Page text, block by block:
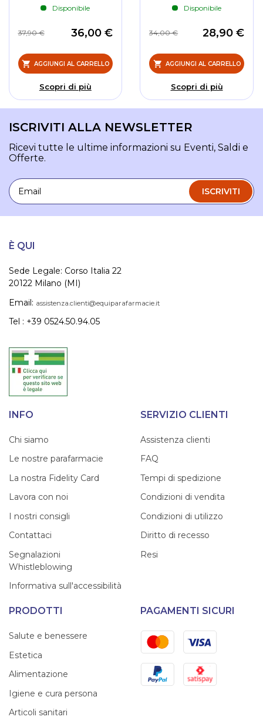
Disponibile
36,00 €
37,90 €
AGGIUNGI AL CARRELLO
Scopri di più
Disponibile
28,90 €
34,00 €
AGGIUNGI AL CARRELLO
Scopri di più
ISCRIVITI ALLA NEWSLETTER
Ricevi tutte le ultime informazioni su Eventi, Saldi e
Offerte.
Email
ISCRIVITI
È QUI
Sede Legale: Corso Italia 22
20122 Milano (MI)
Email: assistenza.clienti@equiparafarmacie.it
Tel : +39 0524.50.94.05
INFO
Chi siamo
Le nostre parafarmacie
La nostra Fidelity Card
Lavora con noi
I nostri consigli
Contattaci
Segnalazioni
Whistleblowing
Informativa sull'accessibilità
SERVIZIO CLIENTI
Assistenza clienti
FAQ
Tempi di spedizione
Condizioni di vendita
Condizioni di utilizzo
Diritto di recesso
Resi
PRODOTTI
Salute e benessere
Estetica
Alimentazione
Igiene e cura persona
Articoli sanitari
PAGAMENTI SICURI
MastercardVisa
PayPal Satispay